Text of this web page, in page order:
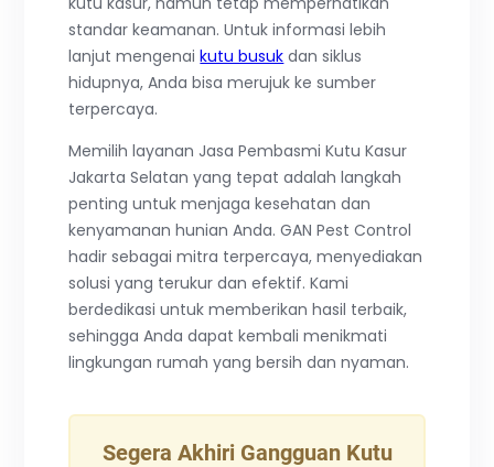
standar keamanan. Untuk informasi lebih
lanjut mengenaikutu busuk dan siklus
hidupnya, Anda bisa merujuk ke sumber
terpercaya.
Memilih layanan Jasa Pembasmi Kutu Kasur
Jakarta Selatan yang tepat adalah langkah
penting untuk menjaga kesehatan dan
kenyamanan hunian Anda. GAN Pest Control
hadir sebagai mitra terpercaya, menyediakan
solusi yang terukur dan efektif. Kami
berdedikasi untuk memberikan hasil terbaik,
sehingga Anda dapat kembali menikmati
lingkungan rumah yang bersih dan nyaman.
Segera Akhiri Gangguan Kutu